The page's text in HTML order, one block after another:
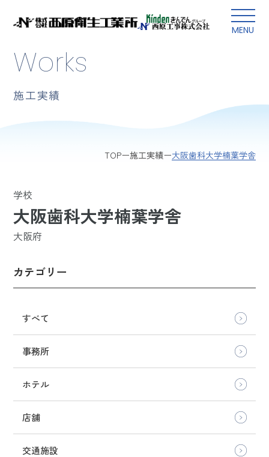
MENU
本文にスキップ
Works
施工実績
TOP 施工実績 大阪歯科大学楠葉学舎
学校
大阪歯科大学楠葉学舎
大阪府
カテゴリー
すべて
事務所
ホテル
店舗
交通施設